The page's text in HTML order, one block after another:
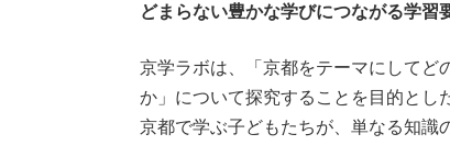
どまらない豊かな学びにつながる学習
京学ラボは、「京都をテーマにしてど
か」について探究することを目的とし
京都で学ぶ子どもたちが、単なる知識